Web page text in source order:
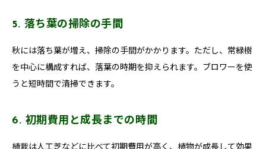
5. 落ち葉の掃除の手間
秋には落ち葉が増え、掃除の手間がかかります。ただし、常緑樹
を中心に構成すれば、落葉の時期を抑えられます。ブロワーを使
うと短時間で清掃できます。
6. 初期費用と成長までの時間
植栽は人工芝などに比べて初期費用が高く、植物が成長して効果